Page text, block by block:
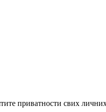
приватности свих